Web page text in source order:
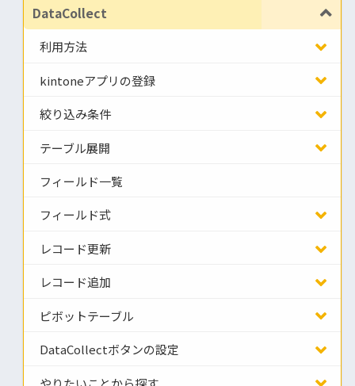
DataCollect
利用方法
kintoneアプリの登録
絞り込み条件
テーブル展開
フィールド一覧
フィールド式
レコード更新
レコード追加
ピボットテーブル
DataCollectボタンの設定